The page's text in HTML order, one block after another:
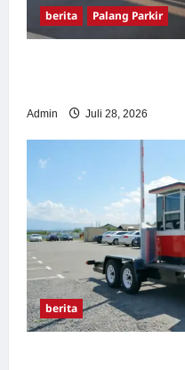
berita Palang Parkir
Admin Juli 28, 2026
berita